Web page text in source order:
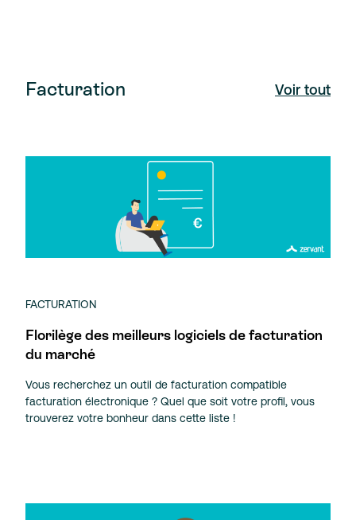
Facturation Voir tout
FACTURATION
Florilège des meilleurs logiciels de facturation
du marché
Vous recherchez un outil de facturation compatible
facturation électronique ? Quel que soit votre profil, vous
trouverez votre bonheur dans cette liste !